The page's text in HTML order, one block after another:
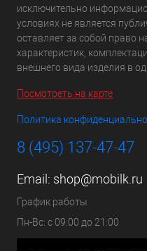
исключительно
условиях не является
оставляет за собой право
характеристик,
внешнего вида изделия в
Посмотреть на карте
Политика
8 (495) 137-47-47
Email: shop@mobilk.ru
График работы
Пн-Вс: с 09:00 до 21:00